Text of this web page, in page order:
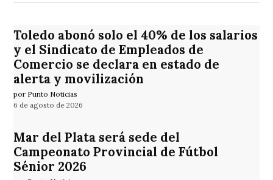
Toledo abonó solo el 40% de los salarios
y el Sindicato de Empleados de
Comercio se declara en estado de
alerta y movilización
por Punto Noticias
6 de agosto de 2026
Mar del Plata será sede del
Campeonato Provincial de Fútbol
Sénior 2026